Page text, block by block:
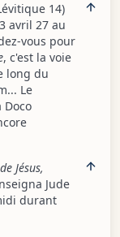
14)
avril 27 au
vous pour
, c'est la voie
long du
Le
Doco
Jésus,
Jude
durant